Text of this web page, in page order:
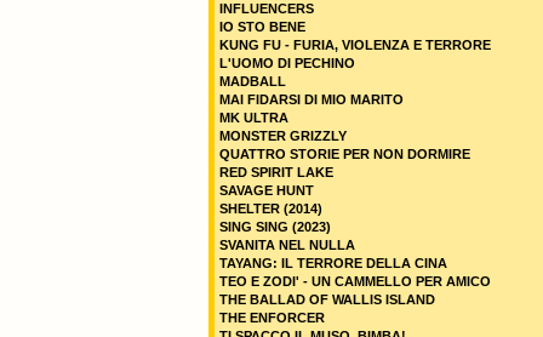
INFLUENCERS
IO STO BENE
KUNG FU - FURIA, VIOLENZA E TERRORE
L'UOMO DI PECHINO
MADBALL
MAI FIDARSI DI MIO MARITO
MK ULTRA
MONSTER GRIZZLY
QUATTRO STORIE PER NON DORMIRE
RED SPIRIT LAKE
SAVAGE HUNT
SHELTER (2014)
SING SING (2023)
SVANITA NEL NULLA
TAYANG: IL TERRORE DELLA CINA
TEO E ZODI' - UN CAMMELLO PER AMICO
THE BALLAD OF WALLIS ISLAND
THE ENFORCER